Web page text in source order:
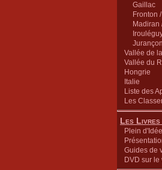
Gaillac
Fronton
Madiran
Jurançon
Vallée de
Vallée du
Hongrie
Italie
Liste des
Les
Les
Plein
Guides de
DVD sur le